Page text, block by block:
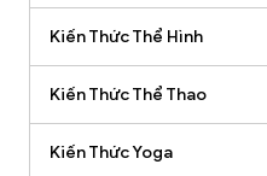
Kiến Thức Thể Hình
Kiến Thức Thể Thao
Kiến Thức Yoga